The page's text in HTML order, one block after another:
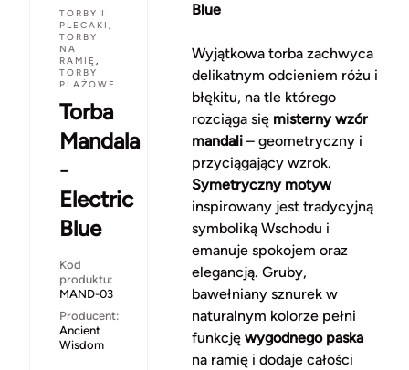
TORBY I
PLECAKI ,
TORBY
NA
RAMIĘ ,
TORBY
PLAŻOWE
Torba
Mandala
-
Electric
Blue
Kod
produktu:
MAND-03
Producent:
Ancient
Wisdom
Blue
Wyjątkowa torba zachwyca
delikatnym odcieniem różu i
błękitu, na tle którego
rozciąga się misterny wzór
mandali– geometryczny i
przyciągający wzrok.
Symetryczny motyw
inspirowany jest tradycyjną
symboliką Wschodu i
emanuje spokojem oraz
elegancją. Gruby,
bawełniany sznurek w
naturalnym kolorze pełni
funkcję wygodnego paska
na ramię i dodaje całości